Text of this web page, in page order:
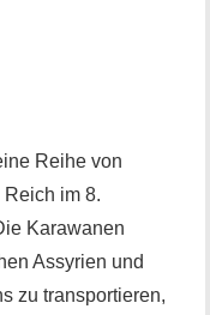
Reihe von
im 8.
Karawanen
Assyrien und
zu transportieren,